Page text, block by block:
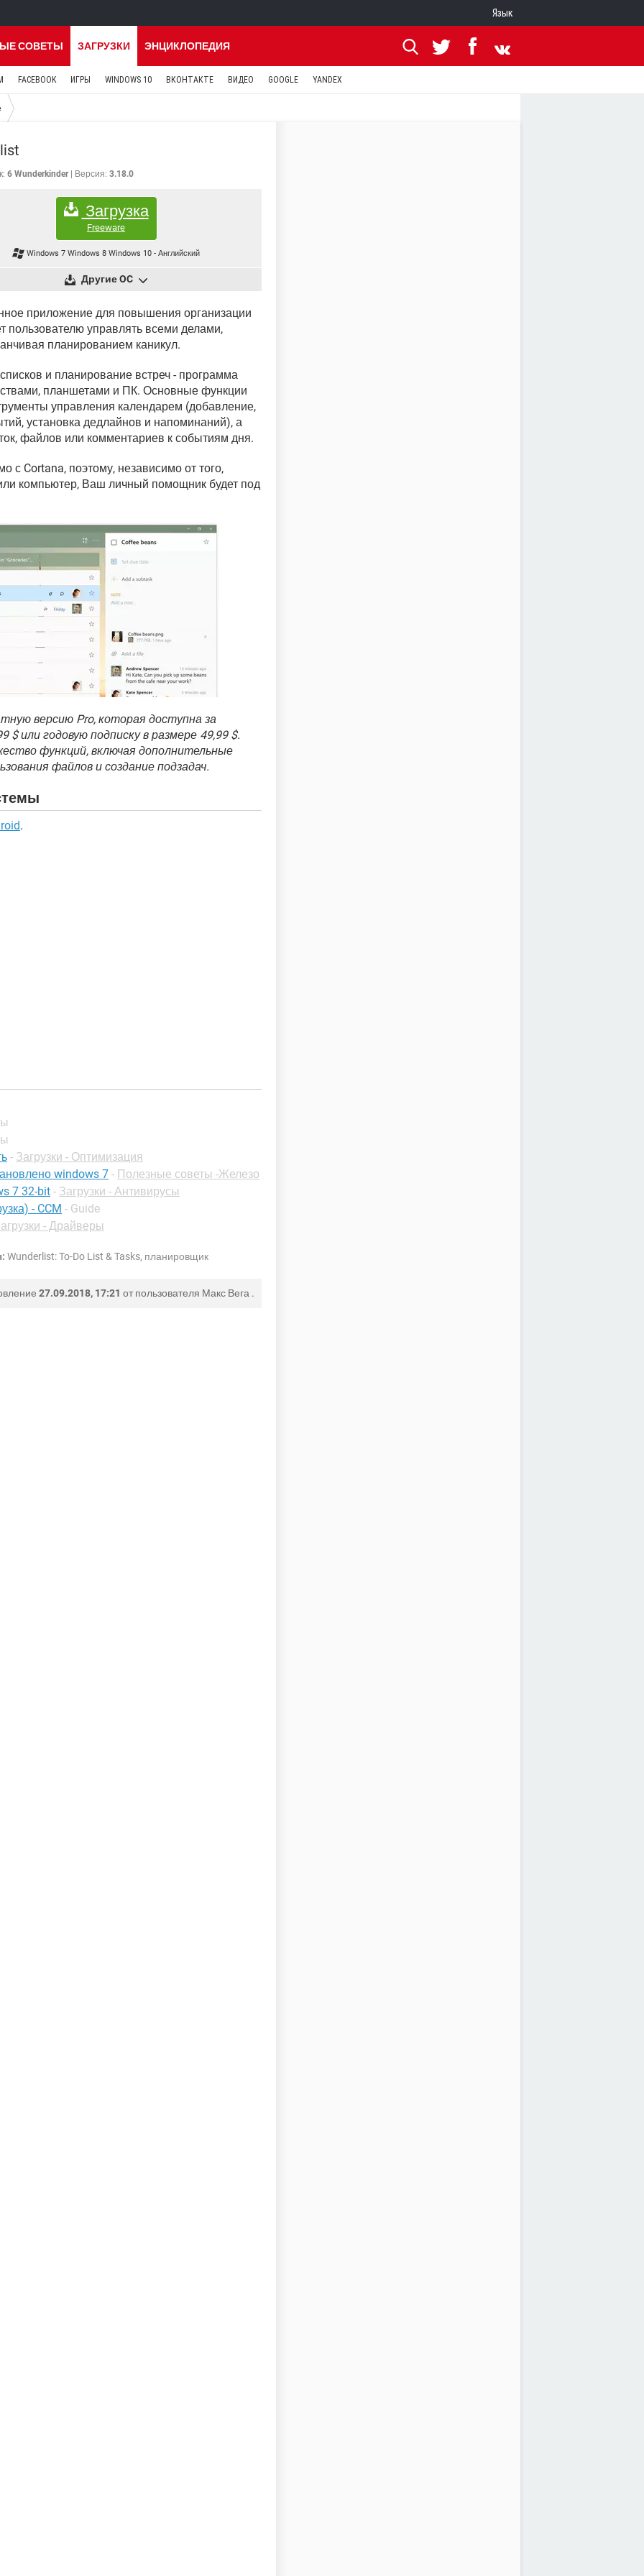
Язык
СОВЕТЫ ЗАГРУЗКИ ЭНЦИКЛОПЕДИЯ
FACEBOOK ИГРЫ WINDOWS 10 ВКОНТАКТЕ ВИДЕО GOOGLE YANDEX
6 Wunderkinder Версия: 3.18.0
Загрузка
Freeware
Windows 7 Windows 8 Windows 10-Английский
Другие OC
приложение для повышения организации
пользователю управлять всеми делами,
планированием каникул.
и планирование встреч - программа
планшетами и ПК. Основные функции
управления календарем (добавление,
установка дедлайнов и напоминаний), а
файлов или комментариев к событиям дня.
с Cortana, поэтому, независимо от того,
компьютер, Ваш личный помощник будет под
версию Pro, которая доступна за
$ или годовую подписку в размере 49,99 $.
функций, включая дополнительные
файлов и создание подзадач.
.
- Загрузки - Оптимизация
windows 7 - Полезные советы -Железо
7 32-bit - Загрузки - Антивирусы
- CCM - Guide
- Драйверы
Wunderlist: To-Do List & Tasks, планировщик
27.09.2018, 17:21 от пользователя Макс Вега .